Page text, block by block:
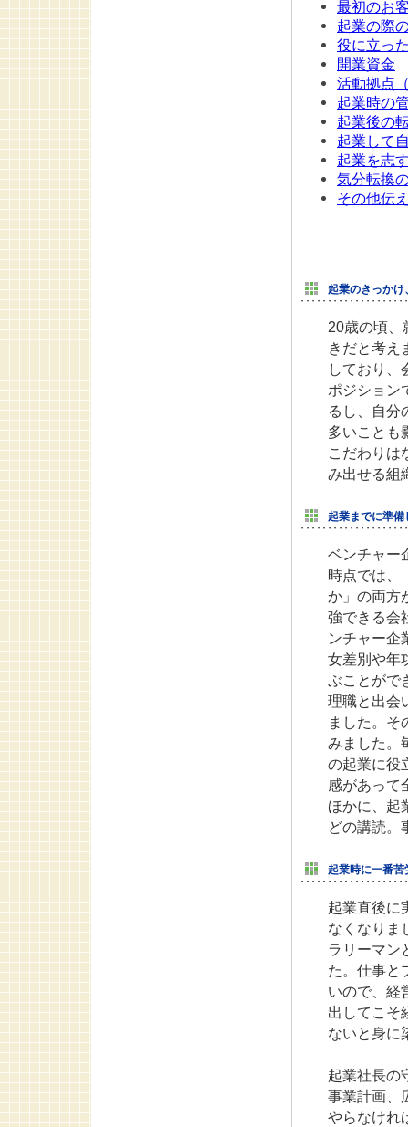
最初のお
起業の際
役に立っ
開業資金
活動拠点
起業時の
起業後の
起業して
起業を志
気分転換
その他伝
起業のきっかけ
20歳の頃、
きだと考え
しており、
ポジション
るし、自分
多いことも
こだわりは
み出せる組
起業までに準備
ベンチャー
時点では、
か」の両方
強できる会
ンチャー企
女差別や年
ぶことがで
理職と出会
ました。そ
みました。
の起業に役
感があって
ほかに、起
どの講読。
起業時に一番苦
起業直後に
なくなりま
ラリーマン
た。仕事と
いので、経
出してこそ
ないと身に
起業社長の
事業計画、
やらなけれ